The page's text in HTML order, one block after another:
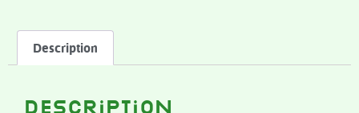
Description
Description